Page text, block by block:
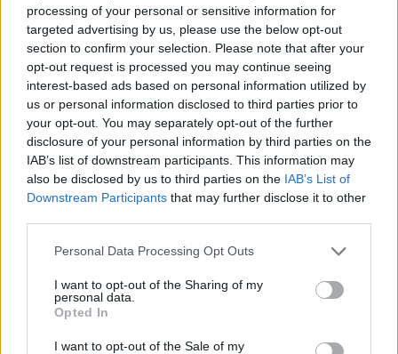
processing of your personal or sensitive information for
targeted advertising by us, please use the below opt-out
section to confirm your selection. Please note that after your
opt-out request is processed you may continue seeing
interest-based ads based on personal information utilized by
us or personal information disclosed to third parties prior to
your opt-out. You may separately opt-out of the further
disclosure of your personal information by third parties on the
IAB’s list of downstream participants. This information may
also be disclosed by us to third parties on the IAB’s List of
Downstream Participants that may further disclose it to other
Personal Data Processing Opt Outs
I want to opt-out of the Sharing of my
personal data.
Opted In
I want to opt-out of the Sale of my
Źródła tekstu
Zalecenia kliniczne dotyczące postępowania u chorych na
cukrzycę 2012 Kompendium chorób wewnętrznych 2012, pod
red. P. Gajewskiego, na podstawie Interny Szczeklika
Treści i materiały zawarte w tym serwisie mają charakter
edukacyjno-informacyjny. Wydawca i redakcja serwisu nie ponosi
odpowiedzialności za efekty ich zastosowania. Przed
zastosowaniem porad i wskazówek zawartych w serwisie, należy
bezwzględnie skonsultować się z lekarzem.